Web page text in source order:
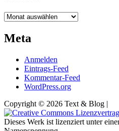
Archiv
Meta
Anmelden
Eintrags-Feed
Kommentar-Feed
WordPress.org
Copyright © 2026 Text & Blog |
Dieses Werk ist lizenziert unter